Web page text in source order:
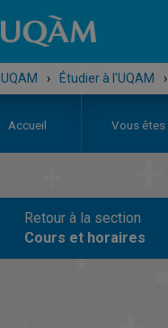
UQAM › Étudier à l'UQAM ›
Accueil Vous êtes
Retour à la section
Cours et horaires